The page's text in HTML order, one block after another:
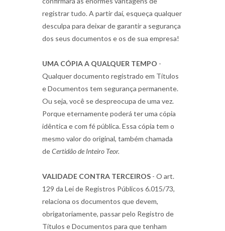
registrar tudo. A partir daí, esqueça qualquer
desculpa para deixar de garantir a segurança
dos seus documentos e os de sua empresa!
UMA CÓPIA A QUALQUER TEMPO -
Qualquer documento registrado em Títulos
e Documentos tem segurança permanente.
Ou seja, você se despreocupa de uma vez.
Porque eternamente poderá ter uma cópia
idêntica e com fé pública. Essa cópia tem o
mesmo valor do original, também chamada
deCertidão de Inteiro Teor.
VALIDADE CONTRA TERCEIROS - O art.
129 da Lei de Registros Públicos 6.015/73,
relaciona os documentos que devem,
obrigatoriamente, passar pelo Registro de
Títulos e Documentos para que tenham